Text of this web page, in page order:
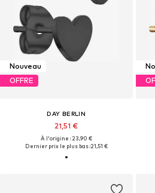
Nouveau
OFFRE
DAY BERLIN
21,51 €
À l'origine : 23,90 €
Dernier prix le plus bas :21,51 €